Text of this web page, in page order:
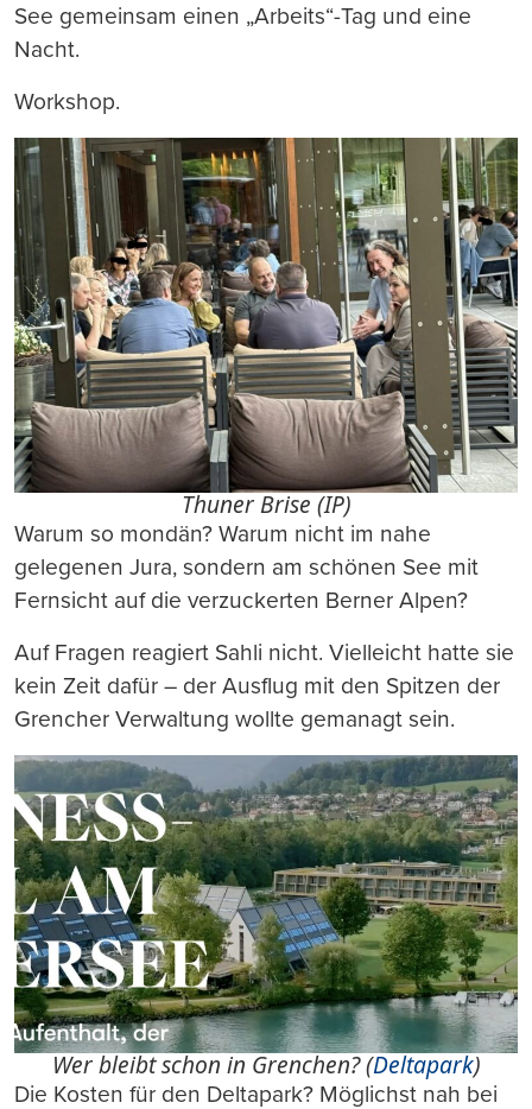
See gemeinsam einen „Arbeits“-Tag und eine
Nacht.
Workshop.
Thuner Brise (IP)
Warum so mondän? Warum nicht im nahe
gelegenen Jura, sondern am schönen See mit
Fernsicht auf die verzuckerten Berner Alpen?
Auf Fragen reagiert Sahli nicht. Vielleicht hatte sie
kein Zeit dafür – der Ausflug mit den Spitzen der
Grencher Verwaltung wollte gemanagt sein.
Wer bleibt schon in Grenchen? (Deltapark)
Die Kosten für den Deltapark? Möglichst nah bei